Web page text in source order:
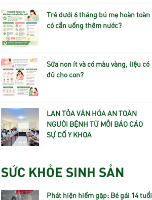
Trẻ dưới 6 tháng bú mẹ hoàn toàn
có cần uống thêm nước?
Sữa non ít và có màu vàng, liệu có
đủ cho con?
LAN TỎA VĂN HÓA AN TOÀN
NGƯỜI BỆNH TỪ MỖI BÁO CÁO
SỰ CỐ Y KHOA
SỨC KHỎE SINH SẢN
Phát hiện hiếm gặp: Bé gái 14 tuổi